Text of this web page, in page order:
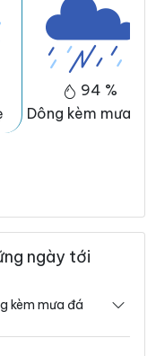
94 %
Dông kèm mưa đá
ngày tới
kèm mưa đá